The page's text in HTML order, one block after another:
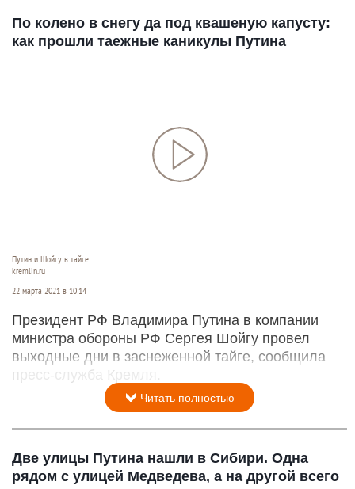
По колено в снегу да под квашеную капусту:
как прошли таежные каникулы Путина
Путин и Шойгу в тайге.
kremlin.ru
22 марта 2021 в 10:14
Президент РФ Владимира Путина в компании
министра обороны РФ Сергея Шойгу провел
выходные дни в заснеженной тайге, сообщила
пресс-служба Кремля.
Читать полностью
Две улицы Путина нашли в Сибири. Одна
рядом с улицей Медведева, а на другой всего